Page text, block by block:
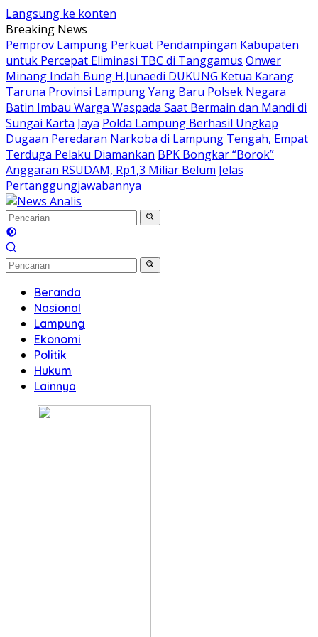
Langsung ke konten
Breaking News
Pemprov Lampung Perkuat Pendampingan Kabupaten
untuk Percepat Eliminasi TBC di Tanggamus Onwer
Minang Indah Bung H.Junaedi DUKUNG Ketua Karang
Taruna Provinsi Lampung Yang Baru Polsek Negara
Batin Imbau Warga Waspada Saat Bermain dan Mandi di
Sungai Karta Jaya Polda Lampung Berhasil Ungkap
Dugaan Peredaran Narkoba di Lampung Tengah, Empat
Terduga Pelaku Diamankan BPK Bongkar “Borok”
Anggaran RSUDAM, Rp1,3 Miliar Belum Jelas
Pertanggungjawabannya
Beranda
Nasional
Lampung
Ekonomi
Politik
Hukum
Lainnya